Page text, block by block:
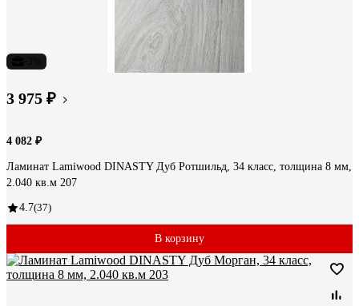
3 975 ₽
4 082 ₽
Ламинат Lamiwood DINASTY Дуб Ротшильд, 34 класс, толщина 8 мм,
2.040 кв.м 207
4.7(37)
В корзину